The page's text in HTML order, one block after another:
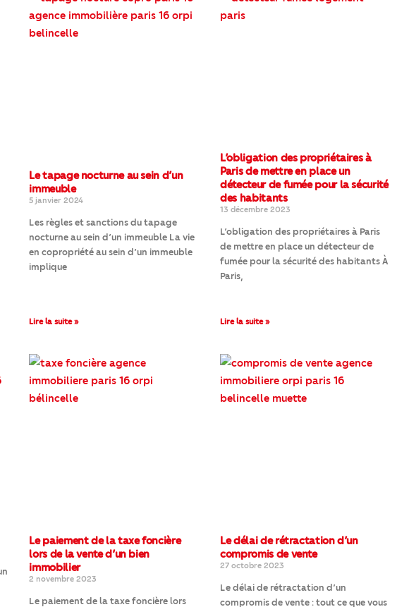
Le tapage nocturne au sein d’un
immeuble
5 janvier 2024
Les règles et sanctions du tapage
nocturne au sein d’un immeuble La vie
en copropriété au sein d’un immeuble
implique
Lire la suite »
L’obligation des propriétaires à
Paris de mettre en place un
détecteur de fumée pour la sécurité
des habitants
13 décembre 2023
L’obligation des propriétaires à Paris
de mettre en place un détecteur de
fumée pour la sécurité des habitants À
Paris,
Lire la suite »
Le paiement de la taxe foncière
lors de la vente d’un bien
immobilier
2 novembre 2023
Le paiement de la taxe foncière lors
Le délai de rétractation d’un
compromis de vente
27 octobre 2023
Le délai de rétractation d’un
compromis de vente : tout ce que vous